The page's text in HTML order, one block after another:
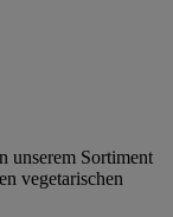
unserem Sortiment
vegetarischen